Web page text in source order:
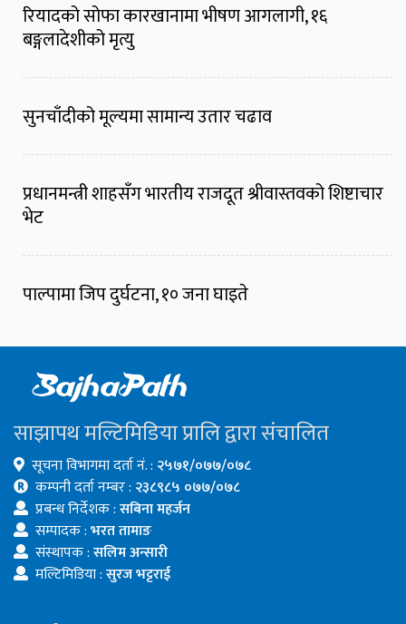
रियादको सोफा कारखानामा भीषण आगलागी, १६
बङ्गलादेशीको मृत्यु
सुनचाँदीको मूल्यमा सामान्य उतार चढाव
प्रधानमन्त्री शाहसँग भारतीय राजदूत श्रीवास्तवको शिष्टाचार
भेट
पाल्पामा जिप दुर्घटना, १० जना घाइते
साझापथ मल्टिमिडिया प्रालि द्वारा संचालित
सूचना विभागमा दर्ता नं. : २५७१/०७७/०७८
कम्पनी दर्ता नम्बर : २३८९८५ ०७७/०७८
प्रबन्ध निर्देशक :सबिना महर्जन
सम्पादक :भरत तामाङ
संस्थापक :सलिम अन्सारी
मल्टिमिडिया :सुरज भट्टराई